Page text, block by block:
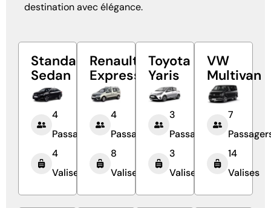
destination avec élégance.
Standard
Sedan
4
Passagers
4
Valises
Renault
Express
4
Passagers
8
Valises
Toyota
Yaris
3
Passagers
3
Valises
VW
Multivan
7
14
Valises